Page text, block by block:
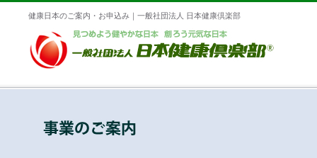
健康日本のご案内・お申込み｜一般社団法人 日本健康倶楽部